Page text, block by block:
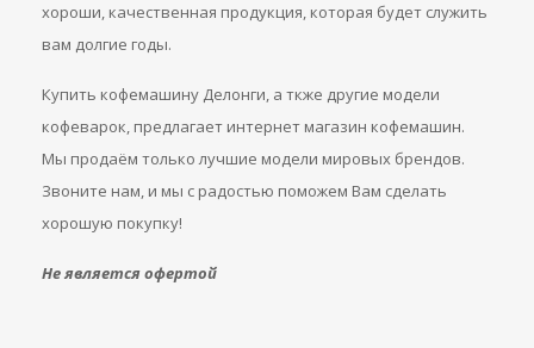
хороши, качественная продукция, которая будет служить
вам долгие годы.
Купить кофемашину Делонги, а ткже другие модели
кофеварок, предлагает интернет магазин кофемашин.
Мы продаём только лучшие модели мировых брендов.
Звоните нам, и мы с радостью поможем Вам сделать
хорошую покупку!
Не является офертой